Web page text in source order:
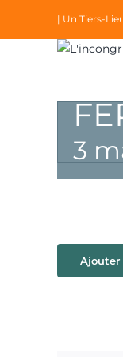
| Un Tiers-
3
Ajouter